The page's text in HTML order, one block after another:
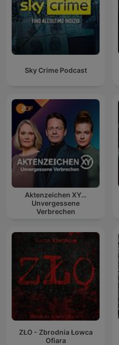
Sky Crime Podcast
Aktenzeichen XY…
Unvergessene
Verbrechen
ZŁO - Zbrodnia Łowca
Ofiara